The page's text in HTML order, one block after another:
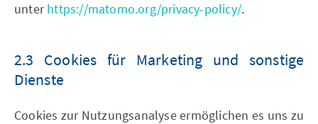
unterhttps://matomo.org/privacy-policy/.
2.3 Cookies für Marketing und sonstige
Dienste
Cookies zur Nutzungsanalyse ermöglichen es uns zu